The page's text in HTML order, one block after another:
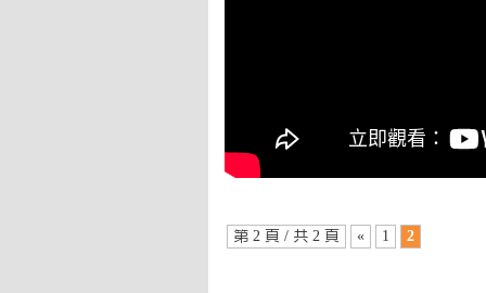
第 2 頁 / 共 2 頁 « 1 2